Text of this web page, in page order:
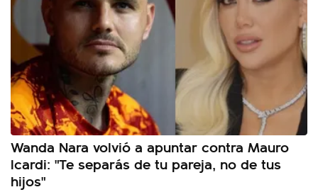
Wanda Nara volvió a apuntar contra Mauro
Icardi: "Te separás de tu pareja, no de tus
hijos"